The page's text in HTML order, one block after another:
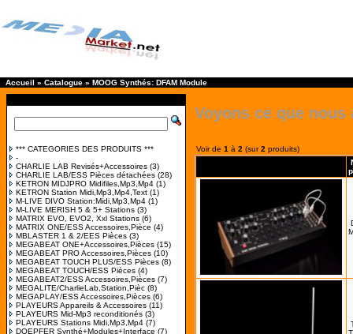
Accueil » Catalogue » MOOG Synthés: DFAM Module
*** CATEGORIES DES PRODUITS ***
-
CHARLIE LAB Revisés+Accessoires (3)
CHARLIE LAB/ESS Pièces détachées (28)
KETRON MIDJPRO Midifiles,Mp3,Mp4 (1)
KETRON Station Midi,Mp3,Mp4,Text (1)
M-LIVE DIVO Station:Midi,Mp3,Mp4 (1)
M-LIVE MERISH 5 & 5+ Stations (3)
MATRIX EVO, EVO2, Xxl Stations (6)
MATRIX ONE/ESS Accessoires,Pièce (4)
MBLASTER 1 & 2/EES Pièces (3)
MEGABEAT ONE+Accessoires,Pièces (15)
MEGABEAT PRO Accessoires,Pièces (10)
MEGABEAT TOUCH PLUS/ESS Pièces (8)
MEGABEAT TOUCH/ESS Pièces (4)
MEGABEAT2/ESS Accessoires,Pièces (7)
MEGALITE/CharlieLab,Station,Pièc (8)
MEGAPLAY/ESS Accessoires,Pièces (6)
PLAYEURS Appareils & Accessoires (11)
PLAYEURS Mid-Mp3 reconditionés (3)
PLAYEURS Stations Midi,Mp3,Mp4 (7)
DOEPFER Synthé+Modules+Interface (7)
Voyons ce que nous
Voir de 1 à 2 (sur2 produits)